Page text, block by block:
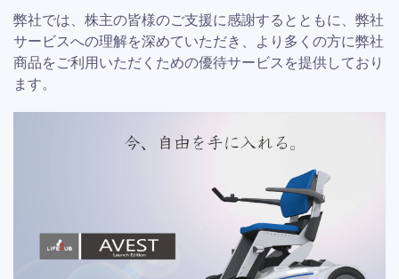
弊社では、株主の皆様のご支援に感謝するとともに、弊社
サービスへの理解を深めていただき、より多くの方に弊社
商品をご利用いただくための優待サービスを提供しており
ます。